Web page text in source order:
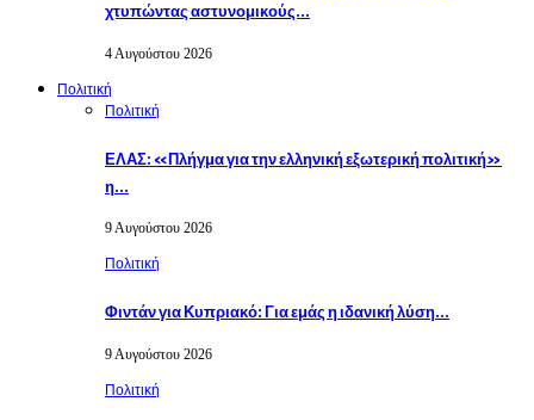
χτυπώντας αστυνομικούς…
4 Αυγούστου 2026
Πολιτική
Πολιτική
ΕΛΑΣ: «Πλήγμα για την ελληνική εξωτερική πολιτική»
η…
9 Αυγούστου 2026
Πολιτική
Φιντάν για Κυπριακό: Για εμάς η ιδανική λύση…
9 Αυγούστου 2026
Πολιτική